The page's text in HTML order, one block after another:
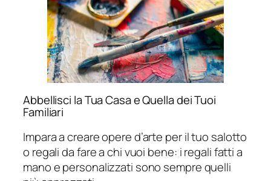
Abbellisci la Tua Casa e Quella dei Tuoi
Familiari
Impara a creare opere d’arte per il tuo salotto
o regali da fare a chi vuoi bene: i regali fatti a
mano e personalizzati sono sempre quelli